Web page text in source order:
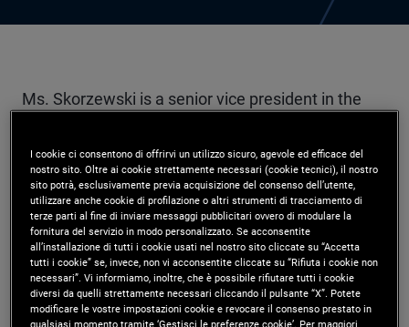
Ms. Skorzewski is a senior vice president in the
office. She leads the client marketing teams for
U.S. institutional, retirement, and financial
institutions. In this role, she develops marketing
campaigns to promote PIMCO's strategies with
corporate and public retirement plans, insurance
I cookie ci consentono di offrirvi un utilizzo sicuro, agevole ed efficace del
nostro sito. Oltre ai cookie strettamente necessari (cookie tecnici), il nostro
sito potrà, esclusivamente previa acquisizione del consenso dell’utente,
utilizzare anche cookie di profilazione o altri strumenti di tracciamento di
terze parti al fine di inviare messaggi pubblicitari ovvero di modulare la
fornitura del servizio in modo personalizzato. Se acconsentite
all’installazione di tutti i cookie usati nel nostro sito cliccate su “Accetta
tutti i cookie” se, invece, non vi acconsentite cliccate su “Rifiuta i cookie non
necessari”. Vi informiamo, inoltre, che è possibile rifiutare tutti i cookie
diversi da quelli strettamente necessari cliccando il pulsante “X”. Potete
modificare le vostre impostazioni cookie e revocare il consenso prestato in
qualsiasi momento tramite ‘Gestisci le preferenze cookie’. Per maggiori